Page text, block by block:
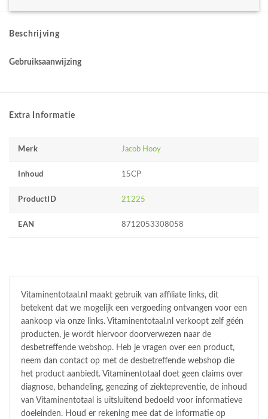
Beschrijving
Gebruiksaanwijzing
Extra Informatie
Merk Jacob Hooy
Inhoud 15CP
ProductID 21225
EAN 8712053308058
Vitaminentotaal.nl maakt gebruik van affiliate links, dit
betekent dat we mogelijk een vergoeding ontvangen voor een
aankoop via onze links. Vitaminentotaal.nl verkoopt zelf géén
producten, je wordt hiervoor doorverwezen naar de
desbetreffende webshop. Heb je vragen over een product,
neem dan contact op met de desbetreffende webshop die
het product aanbiedt. Vitaminentotaal doet geen claims over
diagnose, behandeling, genezing of ziektepreventie, de inhoud
van Vitaminentotaal is uitsluitend bedoeld voor informatieve
doeleinden. Houd er rekening mee dat de informatie op